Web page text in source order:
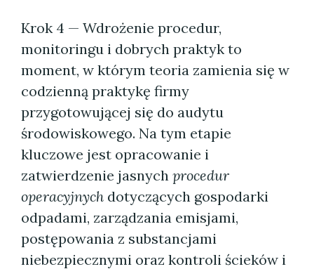
Krok 4 — Wdrożenie procedur,
monitoringu i dobrych praktyk to
moment, w którym teoria zamienia się w
codzienną praktykę firmy
przygotowującej się do audytu
środowiskowego. Na tym etapie
kluczowe jest opracowanie i
zatwierdzenie jasnych procedur
operacyjnych dotyczących gospodarki
odpadami, zarządzania emisjami,
postępowania z substancjami
niebezpiecznymi oraz kontroli ścieków i